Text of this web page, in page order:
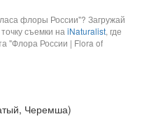
флоры России"? Загружай
съемки на iNaturalist, где
"Флора России | Flora of
Черемша)